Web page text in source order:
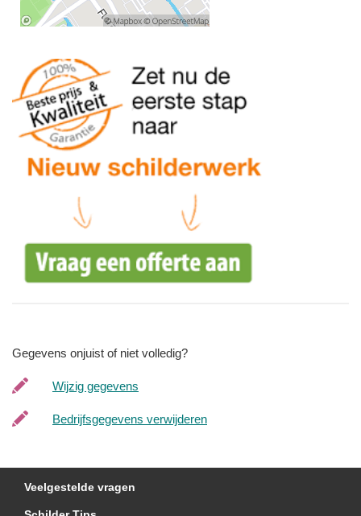
Gegevens onjuist of niet volledig?
Wijzig gegevens
Bedrijfsgegevens verwijderen
Veelgestelde vragen